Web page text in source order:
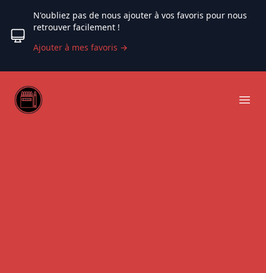
N'oubliez pas de nous ajouter à vos favoris pour nous
retrouver facilement !
Ajouter à mes favoris →
Web coloriage